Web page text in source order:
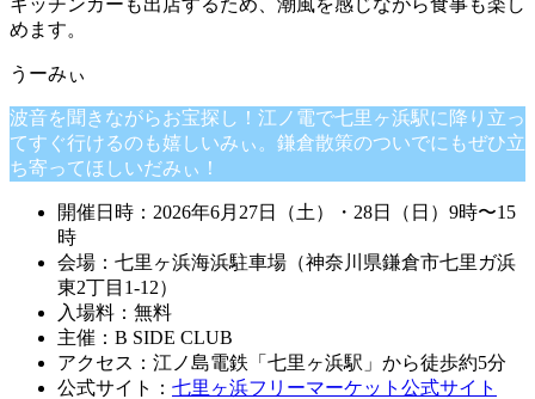
めます。
波音を聞きながらお宝探し！江ノ電で七里ヶ浜駅に降り立っ
てすぐ行けるのも嬉しいみぃ。鎌倉散策のついでにもぜひ立
ち寄ってほしいだみぃ！
開催日時：2026年6月27日（土）・28日（日）9時〜15
時
会場：七里ヶ浜海浜駐車場（神奈川県鎌倉市七里ガ浜
東2丁目1-12）
入場料：無料
主催：B SIDE CLUB
アクセス：江ノ島電鉄「七里ヶ浜駅」から徒歩約5分
公式サイト： 七里ヶ浜フリーマーケット公式サイト